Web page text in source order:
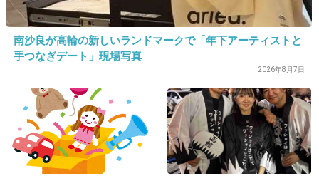
き）ちゃん＝当時（７）＝が下校中に連れ去られ、茨城県内で遺体が発見
された事件で、栃木、茨城両県警は３日、栃木県鹿沼市の３０代の男を逮
捕した。
-3
30. 匿名 2014/06/03(火) 17:03:47
今の顔晒してよ！！
南沙良が高輪の新しいランドマークで「年下アーティストと
手つなぎデート」現場写真
2026年8月7日